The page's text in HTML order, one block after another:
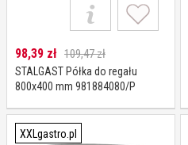
98,39 zł 109,47 zł
STALGAST Półka do regału
800x400 mm 981884080/P
XXLgastro.pl